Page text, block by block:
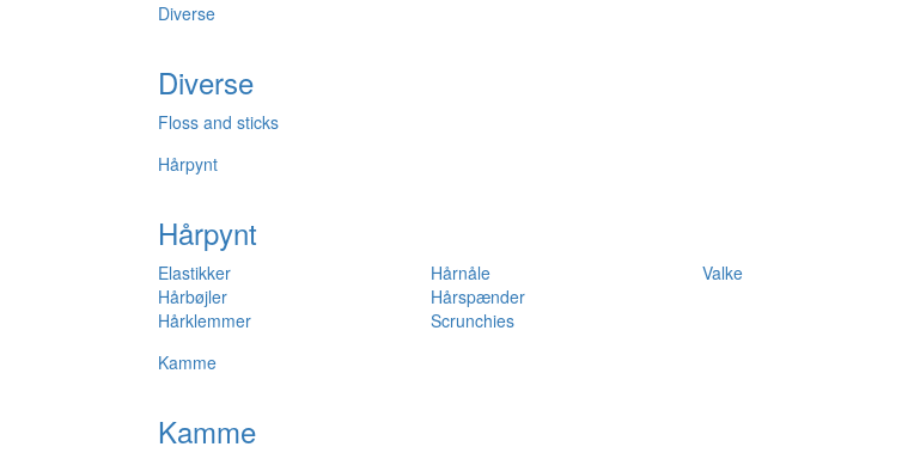
Diverse
Diverse
Floss and sticks
Hårpynt
Hårpynt
Elastikker
Hårbøjler
Hårklemmer
Hårnåle
Hårspænder
Scrunchies
Valke
Kamme
Kamme